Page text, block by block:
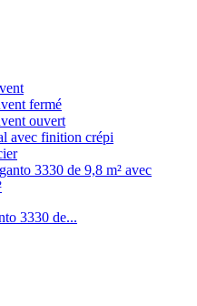
fermé
ouvert
avec finition crépi
3330 de...